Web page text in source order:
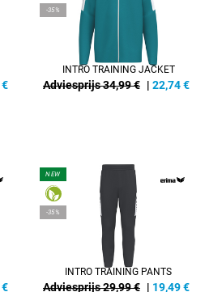
€
-35%
INTRO TRAINING JACKET
Adviesprijs 34,99 € | 22,74€
€
NEW
-35%
INTRO TRAINING PANTS
Adviesprijs 29,99 € | 19,49€